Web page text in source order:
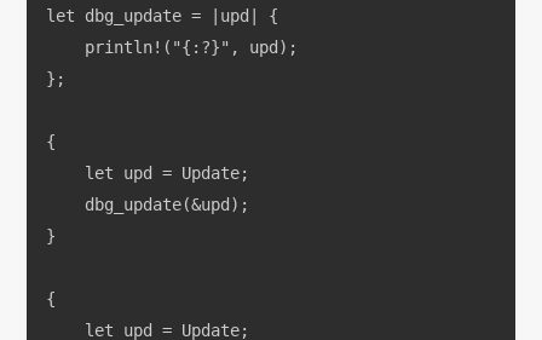
let dbg_update = |upd| {
    println!("{:?}", upd);
};
{
    let upd = Update;
    dbg_update(&upd);
}
{
    let upd = Update;